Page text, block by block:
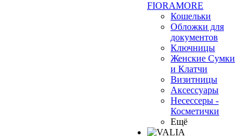
FIORAMORE
Кошельки
Обложки для
документов
Ключницы
Женские Сумки
и Клатчи
Визитницы
Аксессуары
Несессеры -
Косметички
Ещё